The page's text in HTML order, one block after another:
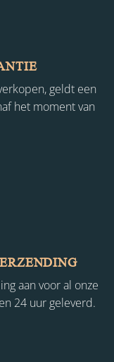
geldt een
het moment van
aan voor al onze
24 uur geleverd.